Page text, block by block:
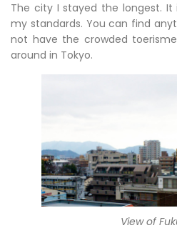
The city I stayed the longest.
my standards. You can find
not have the crowded
around in Tokyo.
View of